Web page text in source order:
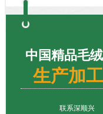
中国精品毛
生产加
联系深顺兴